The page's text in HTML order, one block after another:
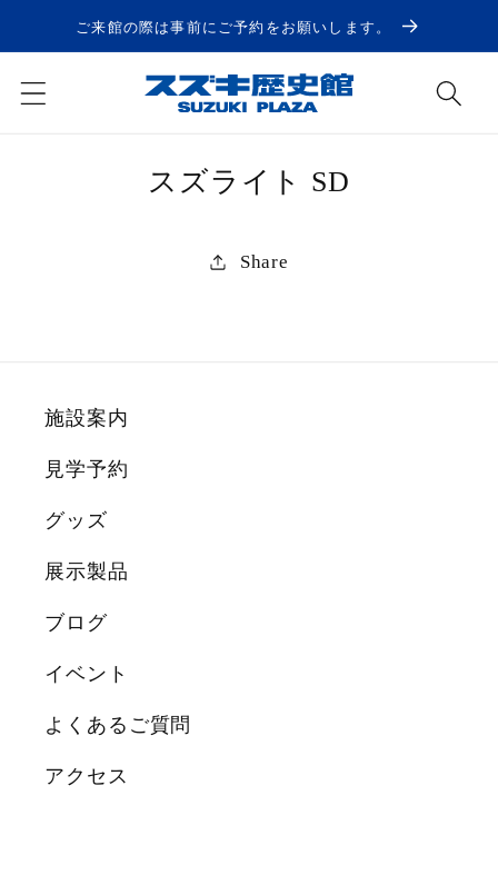
ンツに
進む
ご来館の際は事前にご予約をお願いします。
スズライト SD
Share
施設案内
見学予約
グッズ
展示製品
ブログ
イベント
よくあるご質問
アクセス